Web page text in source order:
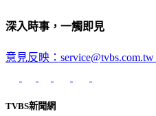
深入時事，一觸即見
意見反映：service@tvbs.com.tw
TVBS新聞網